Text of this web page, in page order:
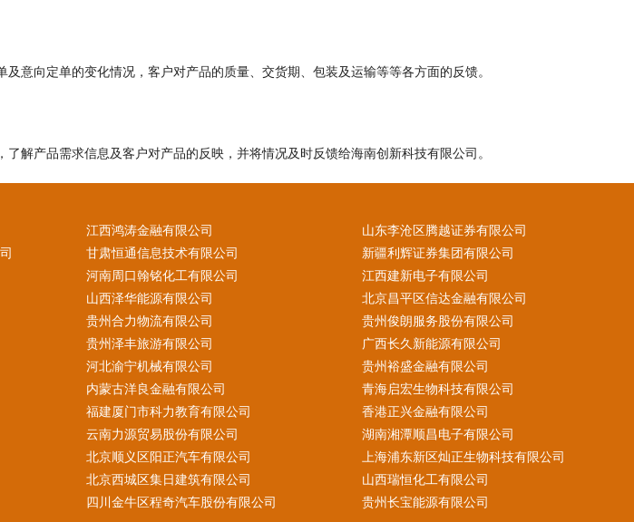
意向定单的变化情况，客户对产品的质量、交货期、包装及运输等等各方面的反馈。
解产品需求信息及客户对产品的反映，并将情况及时反馈给海南创新科技有限公司。
江西鸿涛金融有限公司
山东李沧区腾越证券有限公司
甘肃恒通信息技术有限公司
新疆利辉证券集团有限公司
河南周口翰铭化工有限公司
江西建新电子有限公司
山西泽华能源有限公司
北京昌平区信达金融有限公司
贵州合力物流有限公司
贵州俊朗服务股份有限公司
贵州泽丰旅游有限公司
广西长久新能源有限公司
河北渝宁机械有限公司
贵州裕盛金融有限公司
内蒙古洋良金融有限公司
青海启宏生物科技有限公司
福建厦门市科力教育有限公司
香港正兴金融有限公司
云南力源贸易股份有限公司
湖南湘潭顺昌电子有限公司
北京顺义区阳正汽车有限公司
上海浦东新区灿正生物科技有限公司
北京西城区集日建筑有限公司
山西瑞恒化工有限公司
四川金牛区程奇汽车股份有限公司
贵州长宝能源有限公司